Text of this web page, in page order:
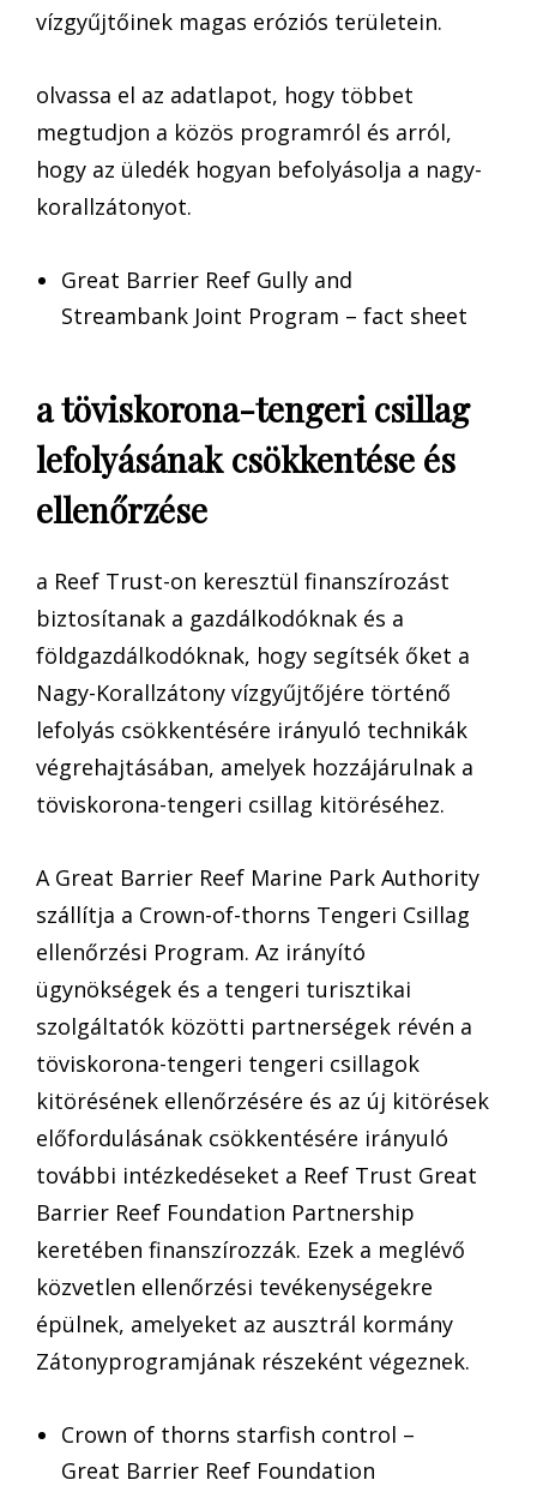
vízgyűjtőinek magas eróziós területein.
olvassa el az adatlapot, hogy többet
megtudjon a közös programról és arról,
hogy az üledék hogyan befolyásolja a nagy-
korallzátonyot.
Great Barrier Reef Gully and
Streambank Joint Program – fact sheet
a töviskorona-tengeri csillag
lefolyásának csökkentése és
ellenőrzése
a Reef Trust-on keresztül finanszírozást
biztosítanak a gazdálkodóknak és a
földgazdálkodóknak, hogy segítsék őket a
Nagy-Korallzátony vízgyűjtőjére történő
lefolyás csökkentésére irányuló technikák
végrehajtásában, amelyek hozzájárulnak a
töviskorona-tengeri csillag kitöréséhez.
A Great Barrier Reef Marine Park Authority
szállítja a Crown-of-thorns Tengeri Csillag
ellenőrzési Program. Az irányító
ügynökségek és a tengeri turisztikai
szolgáltatók közötti partnerségek révén a
töviskorona-tengeri tengeri csillagok
kitörésének ellenőrzésére és az új kitörések
előfordulásának csökkentésére irányuló
további intézkedéseket a Reef Trust Great
Barrier Reef Foundation Partnership
keretében finanszírozzák. Ezek a meglévő
közvetlen ellenőrzési tevékenységekre
épülnek, amelyeket az ausztrál kormány
Zátonyprogramjának részeként végeznek.
Crown of thorns starfish control –
Great Barrier Reef Foundation